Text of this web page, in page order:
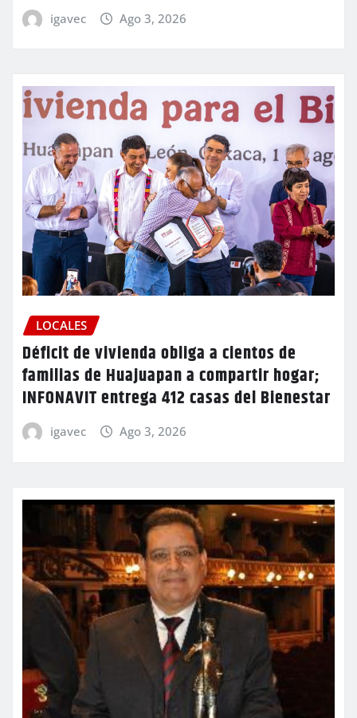
igavec Ago 3, 2026
LOCALES
Déficit de vivienda obliga a cientos de
familias de Huajuapan a compartir hogar;
INFONAVIT entrega 412 casas del Bienestar
igavec Ago 3, 2026